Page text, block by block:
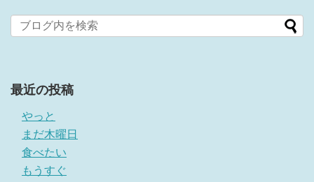
最近の投稿
やっと
まだ木曜日
食べたい
もうすぐ